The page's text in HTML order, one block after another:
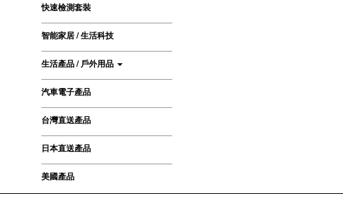
快速檢測套裝
智能家居 / 生活科技
生活產品 / 戶外用品
汽車電子產品
台灣直送產品
日本直送產品
美國產品